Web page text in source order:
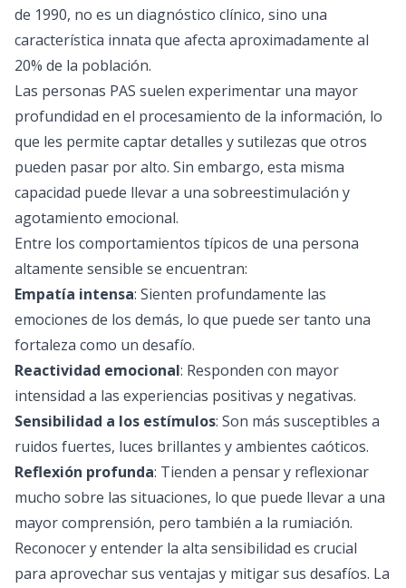
de 1990, no es un diagnóstico clínico, sino una
característica innata que afecta aproximadamente al
20% de la población.
Las personas PAS suelen experimentar una mayor
profundidad en el procesamiento de la información, lo
que les permite captar detalles y sutilezas que otros
pueden pasar por alto. Sin embargo, esta misma
capacidad puede llevar a una sobreestimulación y
agotamiento emocional.
Entre los comportamientos típicos de una persona
altamente sensible se encuentran:
Empatía intensa: Sienten profundamente las
emociones de los demás, lo que puede ser tanto una
fortaleza como un desafío.
Reactividad emocional: Responden con mayor
intensidad a las experiencias positivas y negativas.
Sensibilidad a los estímulos: Son más susceptibles a
ruidos fuertes, luces brillantes y ambientes caóticos.
Reflexión profunda: Tienden a pensar y reflexionar
mucho sobre las situaciones, lo que puede llevar a una
mayor comprensión, pero también a la rumiación.
Reconocer y entender la alta sensibilidad es crucial
para aprovechar sus ventajas y mitigar sus desafíos. La